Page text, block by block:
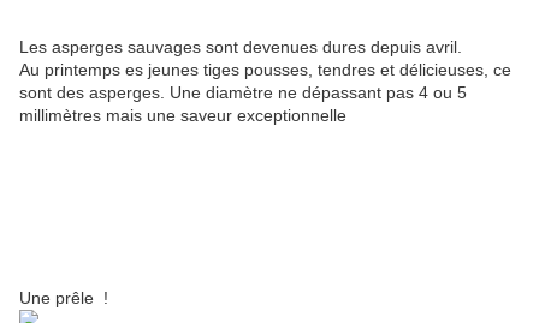
Les asperges sauvages sont devenues dures depuis avril.
Au printemps es jeunes tiges pousses, tendres et délicieuses, ce
sont des asperges. Une diamètre ne dépassant pas 4 ou 5
millimètres mais une saveur exceptionnelle
Une prêle !